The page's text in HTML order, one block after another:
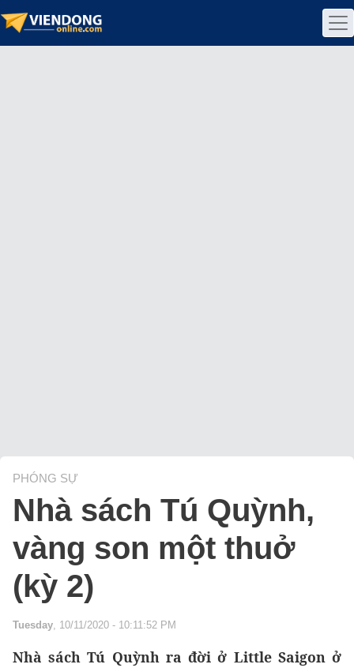
PHÓNG SỰ
Nhà sách Tú Quỳnh,
vàng son một thuở
(kỳ 2)
Tuesday, 10/11/2020 - 10:11:52 PM
Nhà sách Tú Quỳnh ra đời ở Little Saigon ở